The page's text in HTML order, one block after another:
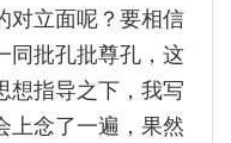
对立面呢？要相信
同批孔批尊孔，这
想指导之下，我写
上念了一遍，果然